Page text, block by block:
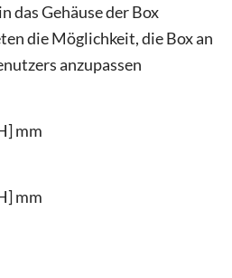
das Gehäuse der Box
die Möglichkeit, die Box an
anzupassen
mm
mm